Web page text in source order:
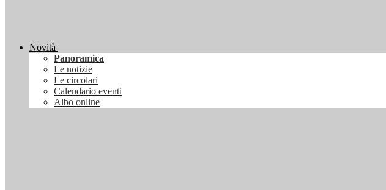
Novità
Panoramica
Le notizie
Le circolari
Calendario eventi
Albo online